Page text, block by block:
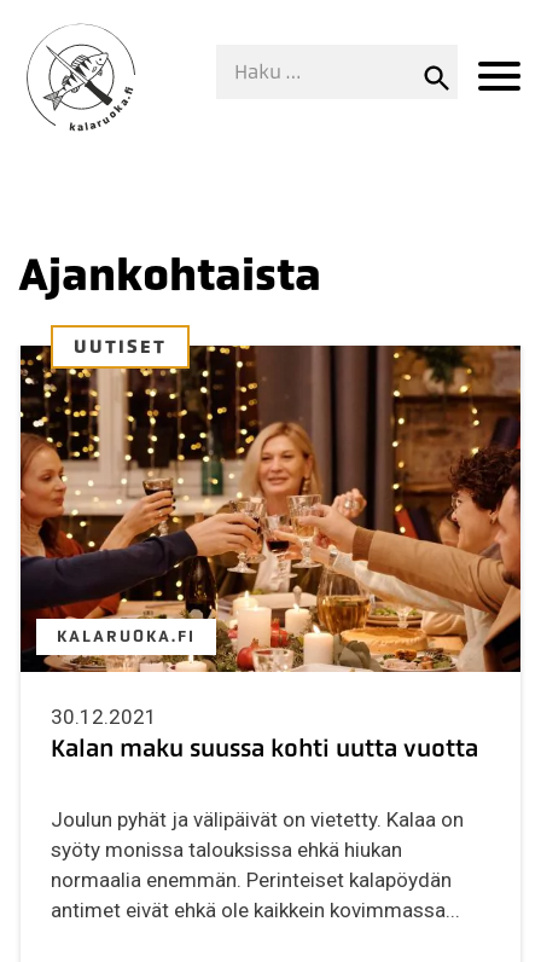
Ajankohtaista
UUTISET
KALARUOKA.FI
30.12.2021
Kalan maku suussa kohti uutta vuotta
Joulun pyhät ja välipäivät on vietetty. Kalaa on
syöty monissa talouksissa ehkä hiukan
normaalia enemmän. Perinteiset kalapöydän
antimet eivät ehkä ole kaikkein kovimmassa...